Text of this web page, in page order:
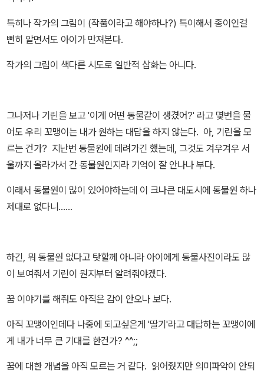
특히나 작가의 그림이 (작품이라고 해야하나?) 특이해서 종이인걸
뻔히 알면서도 아이가 만져본다.
작가의 그림이 색다른 시도로 일반적 삽화는 아니다.
그나저나 기린을 보고 '이게 어떤 동물같이 생겼어?' 라고 몇번을 물
어도 우리 꼬맹이는 내가 원하는 대답을 하지 않는다. 아, 기린을 모
르는 건가? 지난번 동물원에 데려가긴 했는데, 그것도 겨우겨우 서
울까지 올라가서 간 동물원인지라 기억이 잘 안나나 부다.
이래서 동물원이 많이 있어야하는데 이 크나큰 대도시에 동물원 하나
제대로 없다니......
하긴, 뭐 동물원 없다고 탓할께 아니라 아이에게 동물사진이라도 많
이 보여줘서 기린이 뭔지부터 알려줘야겠다.
꿈 이야기를 해줘도 아직은 감이 안오나 보다.
아직 꼬맹이인데다 나중에 되고싶은게 '딸기'라고 대답하는 꼬맹이에
게 내가 너무 큰 기대를 한건가? ^^;;
꿈에 대한 개념을 아직 모르는 거 같다. 읽어줬지만 의미파악이 안되